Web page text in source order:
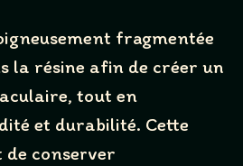
fragmentée
la résine afin de créer un
tout en
et durabilité. Cette
de conserver